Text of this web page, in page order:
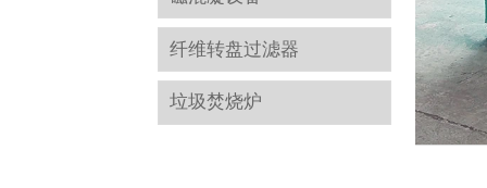
纤维转盘过滤器
垃圾焚烧炉